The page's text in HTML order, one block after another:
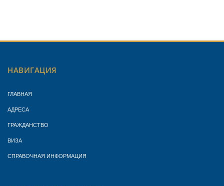
НАВИГАЦИЯ
ГЛАВНАЯ
АДРЕСА
ГРАЖДАНСТВО
ВИЗА
СПРАВОЧНАЯ ИНФОРМАЦИЯ